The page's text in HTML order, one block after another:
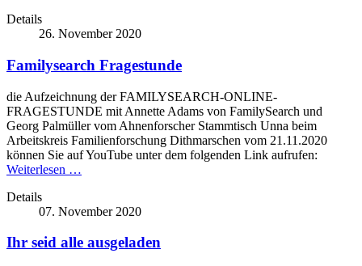
Details
26. November 2020
Familysearch Fragestunde
die Aufzeichnung der FAMILYSEARCH-ONLINE-
FRAGESTUNDE mit Annette Adams von FamilySearch und
Georg Palmüller vom Ahnenforscher Stammtisch Unna beim
Arbeitskreis Familienforschung Dithmarschen vom 21.11.2020
können Sie auf YouTube unter dem folgenden Link aufrufen:
Weiterlesen …
Details
07. November 2020
Ihr seid alle ausgeladen